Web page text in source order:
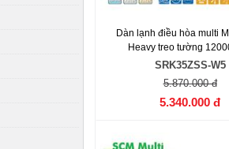
Dàn lạnh điều hòa multi
Heavy treo tường
SRK35ZSS-W5
5.870.000 đ
5.340.000 đ